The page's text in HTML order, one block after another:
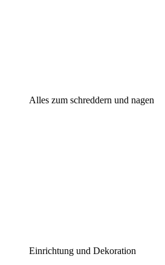
Alles zum schreddern und nagen
Einrichtung und Dekoration